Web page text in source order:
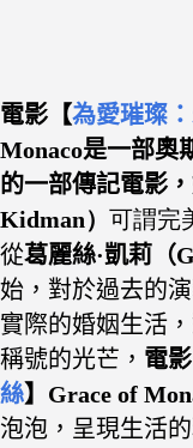
電影【為愛璀璨
Monaco是一部奧
的一部傳記電影
Kidman） 可謂完
從葛麗絲·凱莉（
始，對於過去的
實際的婚姻生活
稱號的光芒， 電
絲】Grace of
泡泡，呈現生活